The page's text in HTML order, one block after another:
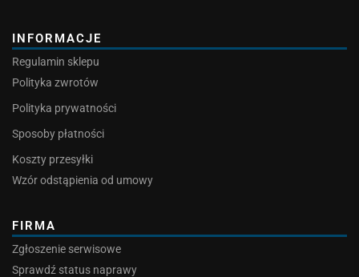
INFORMACJE
Regulamin sklepu
Polityka zwrotów
Polityka prywatności
Sposoby płatności
Koszty przesyłki
Wzór odstąpienia od umowy
FIRMA
Zgłoszenie serwisowe
Sprawdź status naprawy